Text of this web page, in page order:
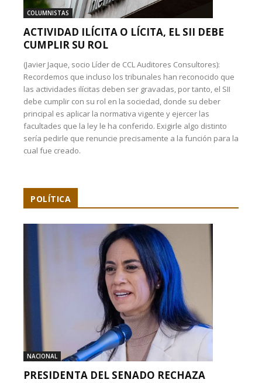
COLUMNISTAS
ACTIVIDAD ILÍCITA O LÍCITA, EL SII DEBE
CUMPLIR SU ROL
(Javier Jaque, socio Líder de CCL Auditores Consultores):
Recordemos que incluso los tribunales han reconocido que
las actividades ilícitas deben ser gravadas, por tanto, el SII
debe cumplir con su rol en la sociedad, donde su deber
principal es aplicar la normativa vigente y ejercer las
facultades que la ley le ha conferido. Exigirle algo distinto
sería pedirle que renuncie precisamente a la función para la
cual fue creado.
POLÍTICA
NACIONAL
PRESIDENTA DEL SENADO RECHAZA